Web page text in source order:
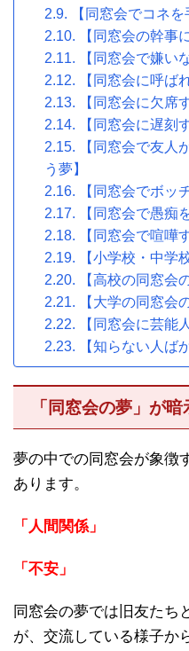
【同窓会でコネを
【同窓会の幹事
【同窓会で嫌い
【同窓会に呼ば
【同窓会に欠席
【同窓会に遅刻
【同窓会で友人
う夢】
【同窓会でボッ
【同窓会で愚痴
【同窓会で喧嘩
【小学校・中学
【高校の同窓会
【大学の同窓会
【同窓会に芸能
【知らない人ば
「同窓会の夢」が
夢の中での同窓会が象徴
あります。
「人間関係」
「不安」
同窓会の夢では旧友たち
が、交流している様子か